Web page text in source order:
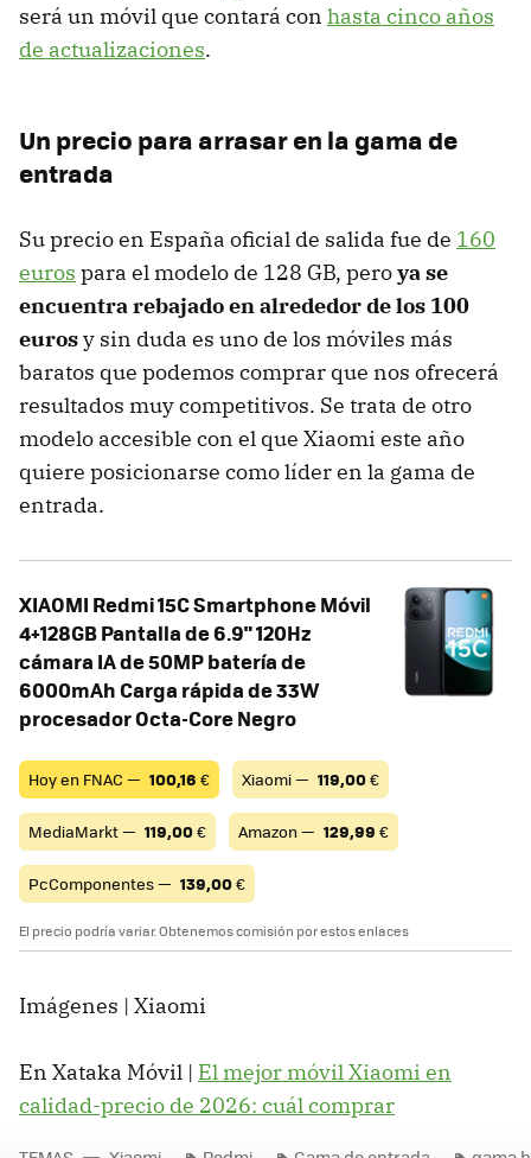
será un móvil que contará con hasta cinco años
de actualizaciones.
Un precio para arrasar en la gama de
entrada
Su precio en España oficial de salida fue de 160
euros para el modelo de 128 GB, peroya se
encuentra rebajado en alrededor de los 100
eurosy sin duda es uno de los móviles más
baratos que podemos comprar que nos ofrecerá
resultados muy competitivos. Se trata de otro
modelo accesible con el que Xiaomi este año
quiere posicionarse como líder en la gama de
entrada.
XIAOMI Redmi 15C Smartphone Móvil
4+128GB Pantalla de 6.9" 120Hz
cámara IA de 50MP batería de
6000mAh Carga rápida de 33W
procesador Octa-Core Negro
Hoy en FNAC — 100,16 € Xiaomi — 119,00€
MediaMarkt — 119,00€ Amazon — 129,99 €
PcComponentes — 139,00€
El precio podría variar. Obtenemos comisión por estos enlaces
Imágenes | Xiaomi
En Xataka Móvil | El mejor móvil Xiaomi en
calidad-precio de 2026: cuál comprar